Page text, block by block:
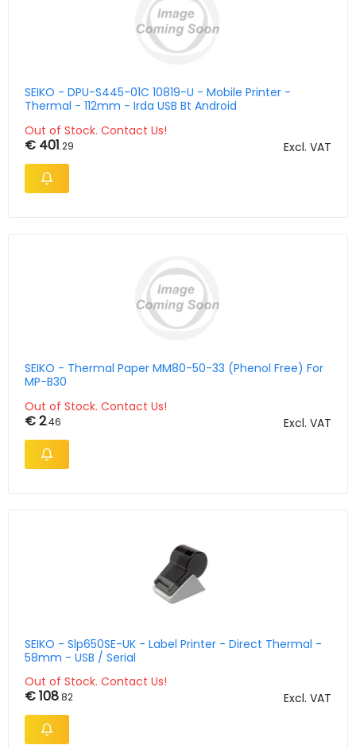
SEIKO - DPU-S445-01C 10819-U - Mobile Printer -
Thermal - 112mm - Irda USB Bt Android
Out of Stock. Contact Us!
€ 401.29 Excl. VAT
SEIKO - Thermal Paper MM80-50-33 (Phenol Free) For
MP-B30
Out of Stock. Contact Us!
€ 2.46 Excl. VAT
SEIKO - Slp650SE-UK - Label Printer - Direct Thermal -
58mm - USB / Serial
Out of Stock. Contact Us!
€ 108.82 Excl. VAT